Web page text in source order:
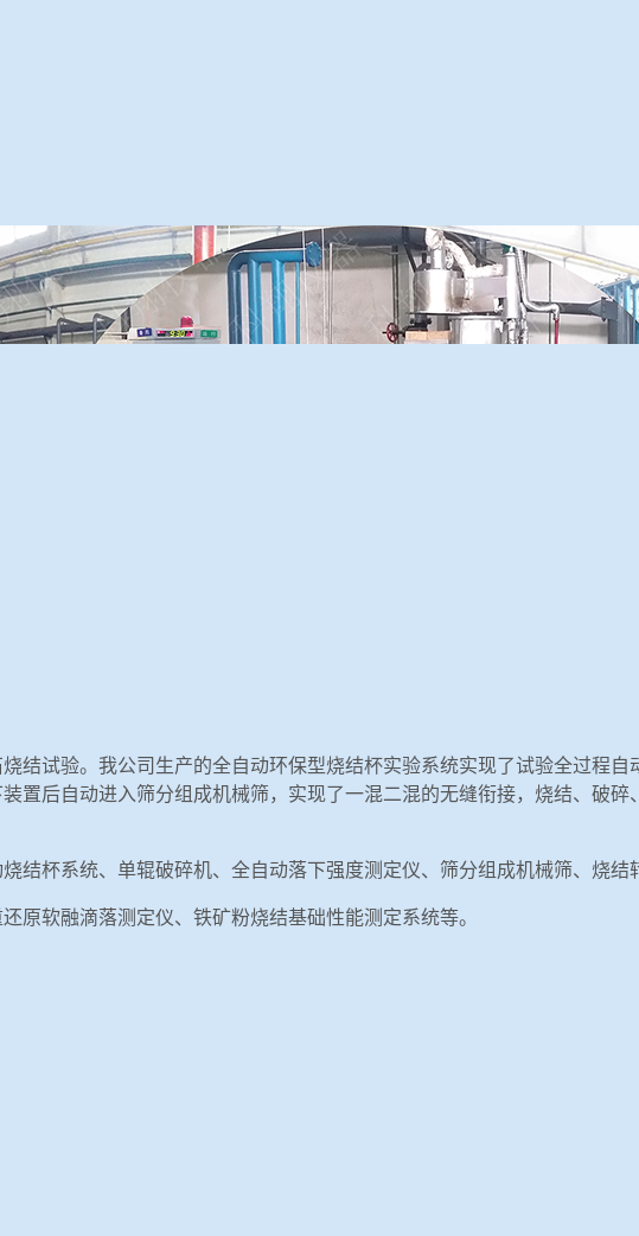
结试验。我公司生产的全自动环保型烧结杯实验系统实现了试验全过程
置后自动进入筛分组成机械筛，实现了一混二混的无缝衔接，烧结、破
结杯系统、单辊破碎机、全自动落下强度测定仪、筛分组成机械筛、烧结
原软融滴落测定仪、铁矿粉烧结基础性能测定系统等。